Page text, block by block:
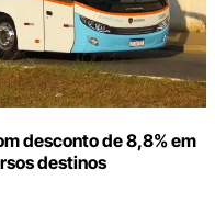
desconto de 8,8% em
destinos